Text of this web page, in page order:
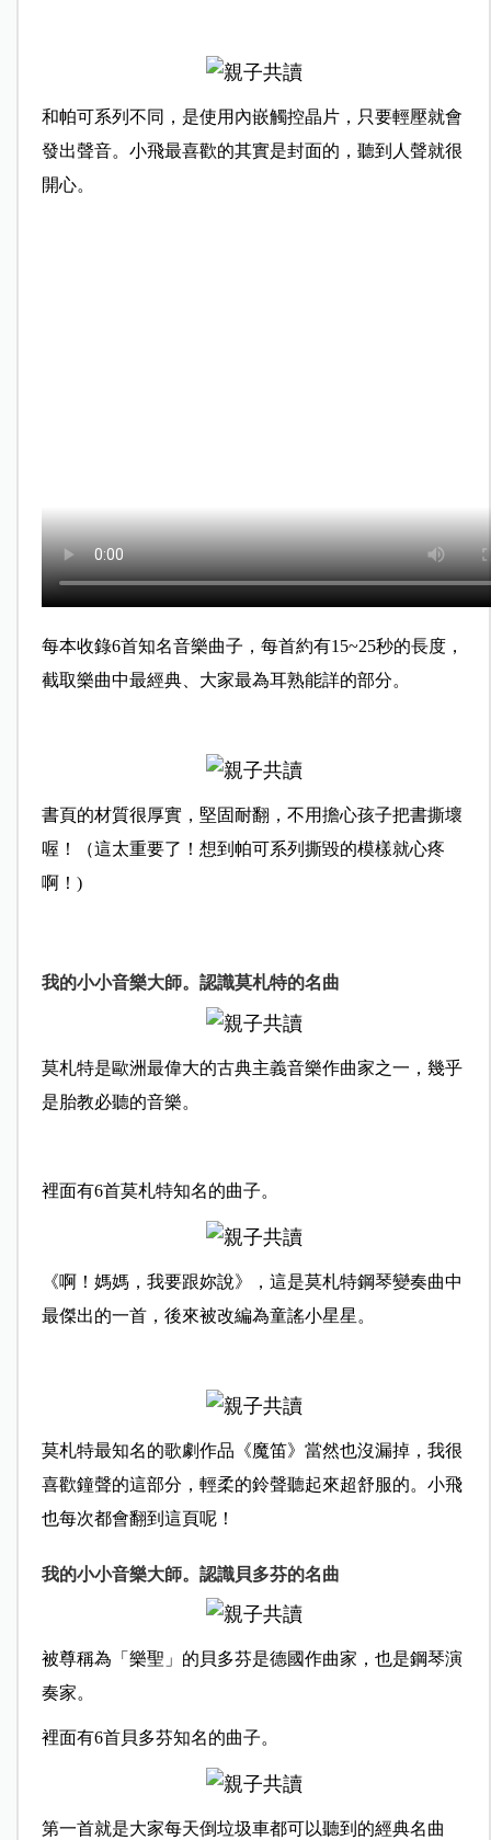
和帕可系列不同，是使用內嵌觸控晶片，只要輕壓就會
發出聲音。小飛最喜歡的其實是封面的，聽到人聲就很
開心。
每本收錄6首知名音樂曲子，每首約有15~25秒的長度，
截取樂曲中最經典、大家最為耳熟能詳的部分。
書頁的材質很厚實，堅固耐翻，不用擔心孩子把書撕壞
喔！（這太重要了！想到帕可系列撕毀的模樣就心疼
啊！)
我的小小音樂大師。認識莫札特的名曲
莫札特是歐洲最偉大的古典主義音樂作曲家之一，幾乎
是胎教必聽的音樂。
裡面有6首莫札特知名的曲子。
《啊！媽媽，我要跟妳說》，這是莫札特鋼琴變奏曲中
最傑出的一首，後來被改編為童謠小星星。
莫札特最知名的歌劇作品《魔笛》當然也沒漏掉，我很
喜歡鐘聲的這部分，輕柔的鈴聲聽起來超舒服的。小飛
也每次都會翻到這頁呢！
我的小小音樂大師。認識貝多芬的名曲
被尊稱為「樂聖」的貝多芬是德國作曲家，也是鋼琴演
奏家。
裡面有6首貝多芬知名的曲子。
第一首就是大家每天倒垃圾車都可以聽到的經典名曲